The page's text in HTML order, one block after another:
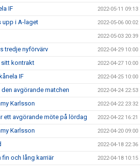
IF 2022-05-11 09:13
upp i A-laget 2022-05-06 00:02
2022-05-03 20:39
tredje nyförvärv 2022-04-29 10:00
kontrakt 2022-04-27 10:00
IF 2022-04-25 10:00
avgörande matchen 2022-04-24 22:53
Karlsson 2022-04-22 23:32
ett avgörande möte på lördag 2022-04-22 16:21
Karlsson 2022-04-20 09:00
2022-04-18 22:36
fin och lång karriär 2022-04-18 10:15